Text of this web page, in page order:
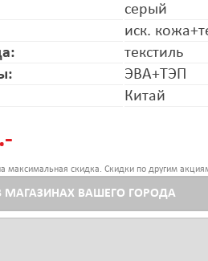
серый
иск.
текстиль
ЭВА+ТЭП
Китай
максимальная скидка. Скидки по другим
МАГАЗИНАХ ВАШЕГО ГОРОДА